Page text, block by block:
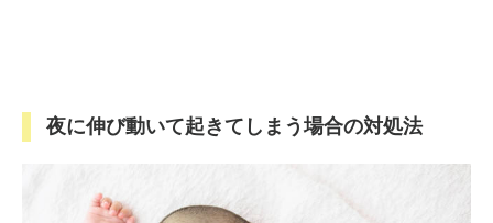
夜に伸び動いて起きてしまう場合の対処法